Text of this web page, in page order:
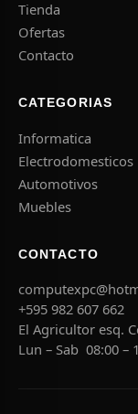
Tienda
Ofertas
Contacto
CATEGORIAS
Informatica
Electrodomesticos
Automotivos
Muebles
CONTACTO
+595 982 607 662
El Agricultor esq.
Lun – Sab 08:00 –